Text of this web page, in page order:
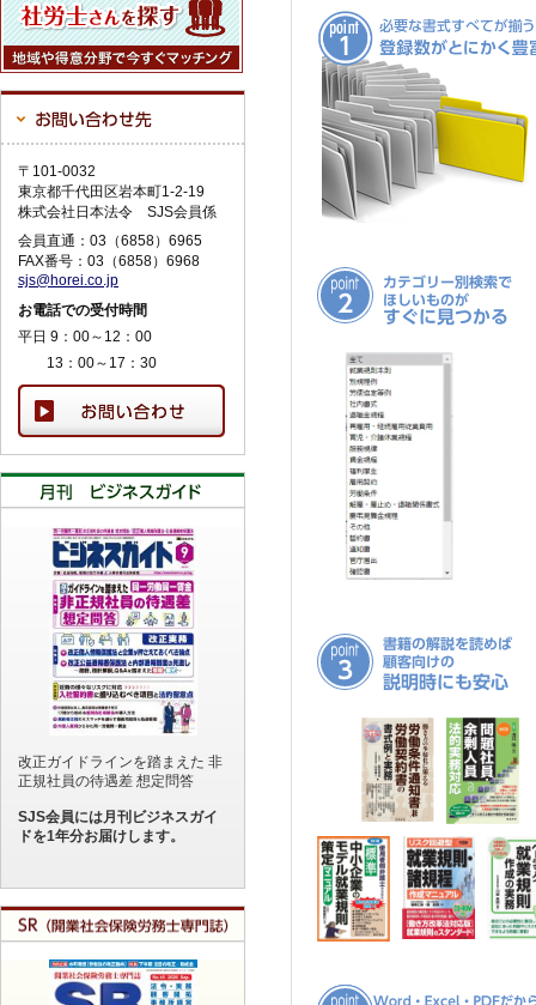
〒101-0032
東京都千代田区岩本町1-2-19
株式会社日本法令 SJS会員係
会員直通：03（6858）6965
FAX番号：03（6858）6968
sjs@horei.co.jp
お電話での受付時間
平日 9：00～12：00
13：00～17：30
改正ガイドラインを踏まえた 非
正規社員の待遇差 想定問答
SJS会員には月刊ビジネスガイ
ドを1年分お届けします。